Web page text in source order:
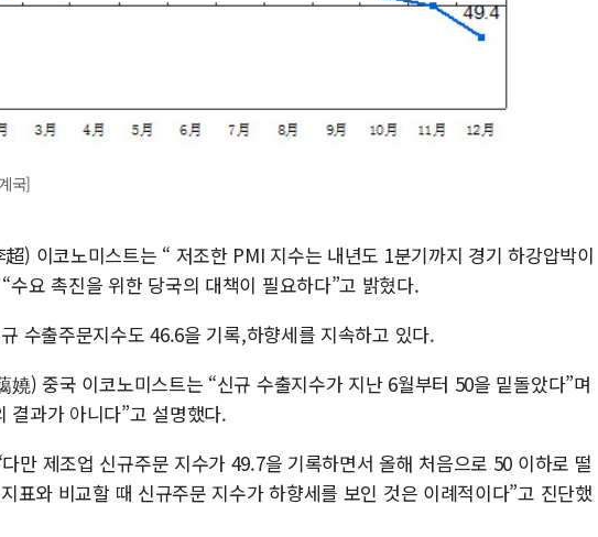
국]
) 이코노미스트는 “ 저조한 PMI 지수는 내년도 1분기까지 경기 하강압박이
수요 촉진을 위한 당국의 대책이 필요하다”고 밝혔다.
수출주문지수도 46.6을 기록,하향세를 지속하고 있다.
) 중국 이코노미스트는 “신규 수출지수가 지난 6월부터 50을 밑돌았다”며
결과가 아니다”고 설명했다.
만 제조업 신규주문 지수가 49.7을 기록하면서 올해 처음으로 50 이하로 떨
표와 비교할 때 신규주문 지수가 하향세를 보인 것은 이례적이다”고 진단했